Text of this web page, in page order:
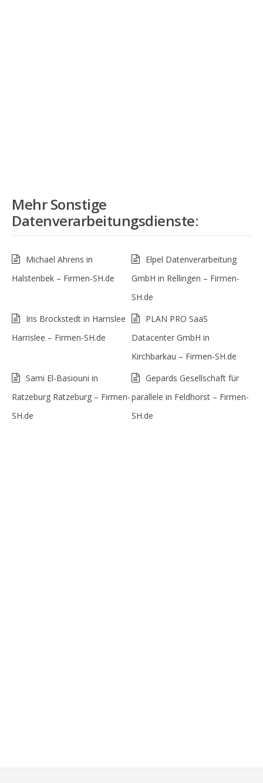
MehrSonstige
Datenverarbeitungsdienste:
Michael Ahrens in
Halstenbek – Firmen-SH.de
Elpel Datenverarbeitung
GmbH in Rellingen – Firmen-
SH.de
Iris Brockstedt in Harrislee
Harrislee – Firmen-SH.de
PLAN PRO SaaS
Datacenter GmbH in
Kirchbarkau – Firmen-SH.de
Sami El-Basiouni in
Ratzeburg Ratzeburg – Firmen-
SH.de
Gepards Gesellschaft für
parallele in Feldhorst – Firmen-
SH.de